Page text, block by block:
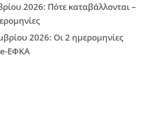
2026: Πότε καταβάλλονται –
2026: Οι 2 ημερομηνίες
ΕΦΚΑ